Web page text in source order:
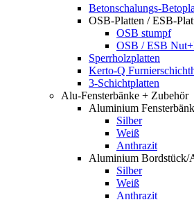
Betonschalungs-
OSB-Platten / ESB-
OSB stumpf
OSB / ESB
Sperrholzplatten
Kerto-Q
3-Schichtplatten
Alu-Fensterbänke + Zubehör
Aluminium
Silber
Weiß
Anthrazit
Aluminium Bordstück/
Silber
Weiß
Anthrazit